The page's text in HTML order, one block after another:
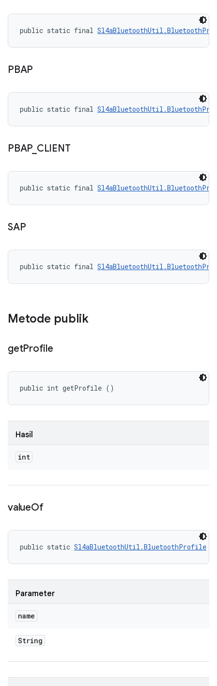
public static final
PBAP
public static final
PBAP_ CLIENT
public static final
SAP
public static final
Metode publik
getProfile
public int getProfile ()
Hasil
int
valueOf
public static Sl4aBluetoothUtil.BluetoothProfile
Parameter
name
String